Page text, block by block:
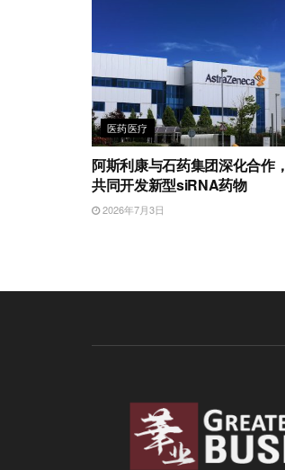
医药医疗
阿斯利康与石药集团深化合作，
共同开发新型siRNA药物
2026年7月3日